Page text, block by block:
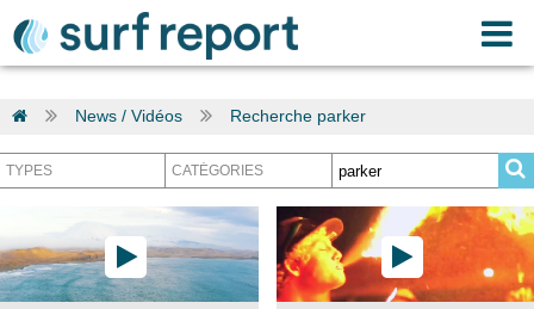
News / Vidéos Recherche parker